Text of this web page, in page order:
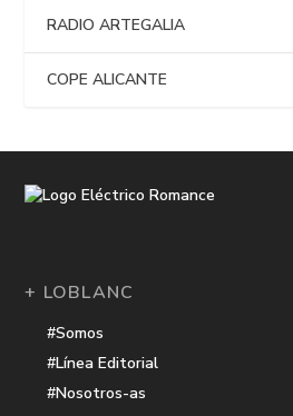
RADIO ARTEGALIA
COPE ALICANTE
+ LOBLANC
#Somos
#Línea Editorial
#Nosotros-as